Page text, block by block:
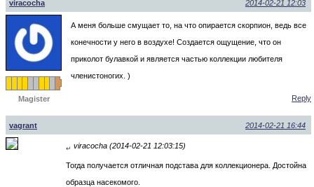
viracocha 2014-02-21 12:03
Magister
А меня больше смущает то, на что опирается скорпион, ведь все
конечности у него в воздухе! Создается ощущение, что он
приколот булавкой и является частью коллекции любителя
членистоногих. )
Reply
vagrant 2014-02-21 16:44
↵ viracocha (2014-02-21 12:03:15)
Тогда получается отличная подстава для коллекционера. Достойна
образца насекомого.